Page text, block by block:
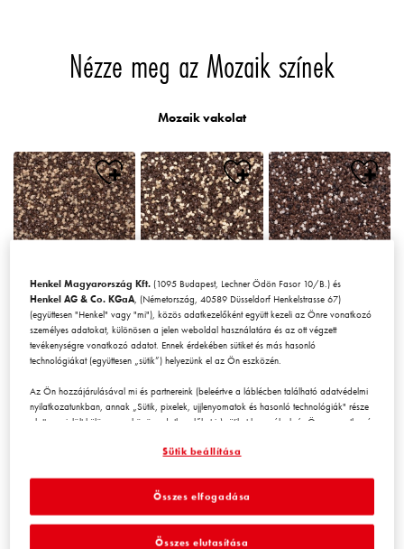
Nézze meg az Mozaik színek
Mozaik vakolat
Chile1 Chile2 Chile3
Henkel Magyarország Kft.(1095 Budapest, Lechner Ödön Fasor 10/B.) és
Henkel AG & Co. KGaA , (Németország, 40589 Düsseldorf Henkelstrasse 67)
(együttesen "Henkel" vagy "mi"), közös adatkezelőként együtt kezeli az Önre vonatkozó
személyes adatokat, különösen a jelen weboldal használatára és az ott végzett
tevékenységre vonatkozó adatot. Ennek érdekében sütiket és más hasonló
technológiákat (együttesen „sütik”) helyezünk el az Ön eszközén.
Az Ön hozzájárulásával mi és partnereink (beleértve a láblécben található adatvédelmi
nyilatkozatunkban, annak „Sütik, pixelek, ujjlenyomatok és hasonló technológiák" része
alatt megjelöltkülön vagyközös
adatkezelőket is) sütiket használunk és Önre vonatkozó
optimalizálására, a weboldal használatát javító funkciók biztosítására
weboldal Ön (illetve a cég, amelynek Ön az alkalmazásában áll) általi használatát,
valamint a velünk folytatott kereskedelmi műveleteket, tevékenységeket, és ezek alapján
nyomon követjük termékeink harmadik fél weboldalán történő megvásárlását,
karbantartjuk az üzleti szereplőkre vonatkozó adatainkat, és egyéni profilokat hozunk
létre Önről, amelyeket harmadik felektől és más weboldalakról származó adatokkal
Sütik beállítása
Összes elutasítása
Összes elfogadása